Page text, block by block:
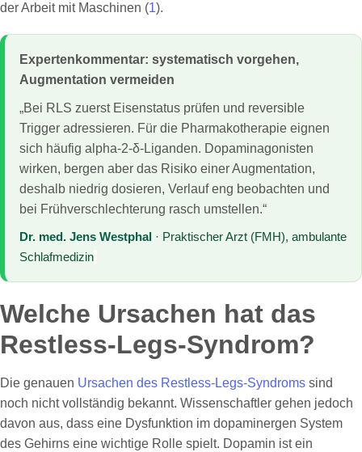
der Arbeit mit Maschinen (1).
Expertenkommentar: systematisch vorgehen,
Augmentation vermeiden
„Bei RLS zuerst Eisenstatus prüfen und reversible
Trigger adressieren. Für die Pharmakotherapie eignen
sich häufig alpha-2-δ-Liganden. Dopaminagonisten
wirken, bergen aber das Risiko einer Augmentation,
deshalb niedrig dosieren, Verlauf eng beobachten und
bei Frühverschlechterung rasch umstellen.“
Dr. med. Jens Westphal · Praktischer Arzt (FMH), ambulante
Schlafmedizin
Welche Ursachen hat das
Restless-Legs-Syndrom?
Die genauen Ursachen des Restless-Legs-Syndroms sind
noch nicht vollständig bekannt. Wissenschaftler gehen jedoch
davon aus, dass eine Dysfunktion im dopaminergen System
des Gehirns eine wichtige Rolle spielt. Dopamin ist ein